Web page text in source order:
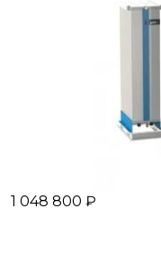
1 048 800 ₽